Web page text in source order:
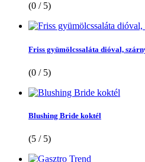
(0 / 5)
Friss gyümölcssaláta dióval,
(0 / 5)
Blushing Bride koktél
(5 / 5)